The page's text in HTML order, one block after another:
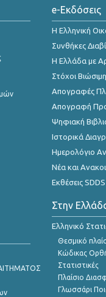
e-Εκδόσεις
Η Ελληνική
Συνθήκες
Η Ελλάδα με
Στόχοι
Απογραφές
Απογραφή
Ψηφιακή
Ιστορικά
Ημερολόγιο
Νέα και
Εκθέσεις SDDS
Στην
Ελληνικό
Θεσμικό
Κώδικας
Στατιστικές
Πλαίσιο
Γλωσσάρι